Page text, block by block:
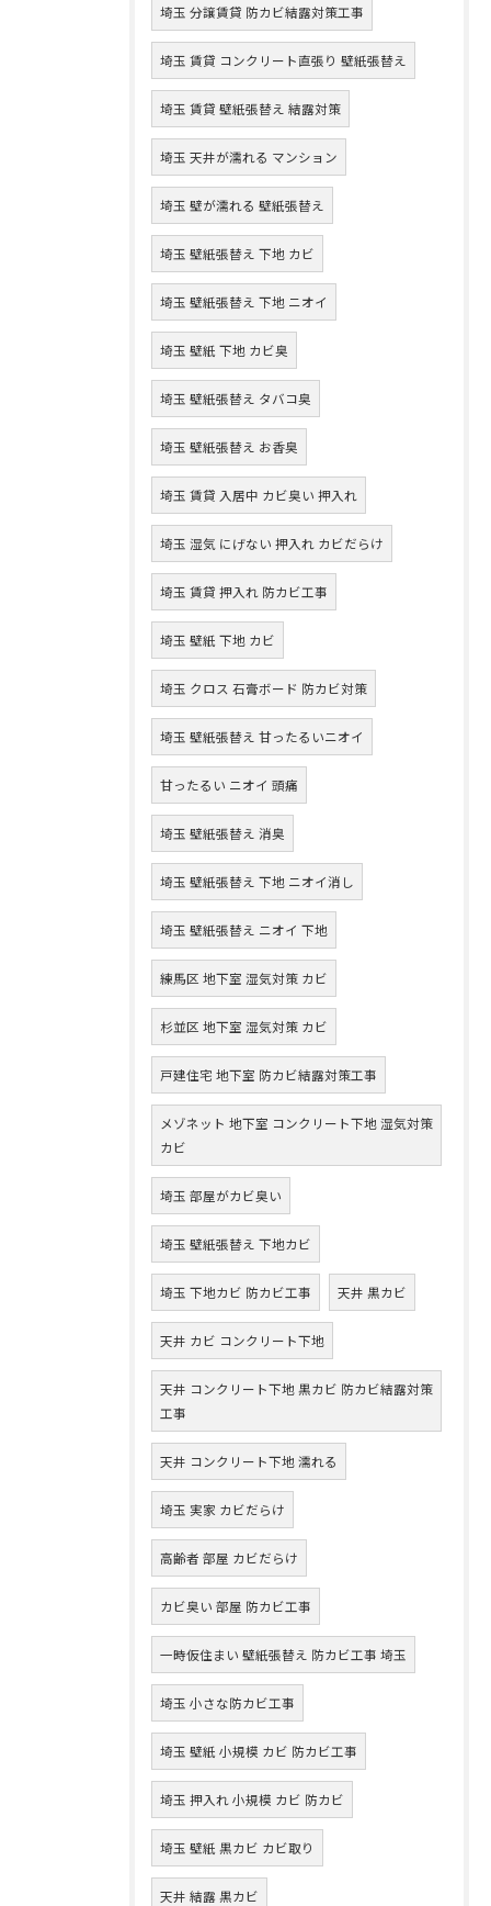
埼玉 分譲賃貸 防カビ結露対策工事
埼玉 賃貸 コンクリート直張り 壁紙張替え
埼玉 賃貸 壁紙張替え 結露対策
埼玉 天井が濡れる マンション
埼玉 壁が濡れる 壁紙張替え
埼玉 壁紙張替え 下地 カビ
埼玉 壁紙張替え 下地 ニオイ
埼玉 壁紙 下地 カビ臭
埼玉 壁紙張替え タバコ臭
埼玉 壁紙張替え お香臭
埼玉 賃貸 入居中 カビ臭い 押入れ
埼玉 湿気 にげない 押入れ カビだらけ
埼玉 賃貸 押入れ 防カビ工事
埼玉 壁紙 下地 カビ
埼玉 クロス 石膏ボード 防カビ対策
埼玉 壁紙張替え 甘ったるいニオイ
甘ったるい ニオイ 頭痛
埼玉 壁紙張替え 消臭
埼玉 壁紙張替え 下地 ニオイ消し
埼玉 壁紙張替え ニオイ 下地
練馬区 地下室 湿気対策 カビ
杉並区 地下室 湿気対策 カビ
戸建住宅 地下室 防カビ結露対策工事
メゾネット 地下室 コンクリート下地 湿気対策
カビ
埼玉 部屋がカビ臭い
埼玉 壁紙張替え 下地カビ
埼玉 下地カビ 防カビ工事 天井 黒カビ
天井 カビ コンクリート下地
天井 コンクリート下地 黒カビ 防カビ結露対策
工事
天井 コンクリート下地 濡れる
埼玉 実家 カビだらけ
高齢者 部屋 カビだらけ
カビ臭い 部屋 防カビ工事
一時仮住まい 壁紙張替え 防カビ工事 埼玉
埼玉 小さな防カビ工事
埼玉 壁紙 小規模 カビ 防カビ工事
埼玉 押入れ 小規模 カビ 防カビ
埼玉 壁紙 黒カビ カビ取り
天井 結露 黒カビ